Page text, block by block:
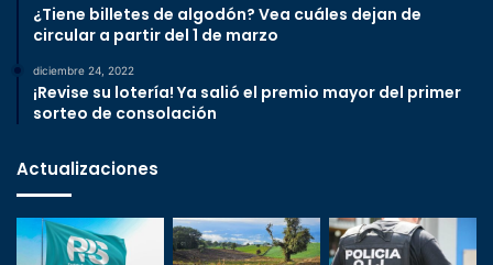
¿Tiene billetes de algodón? Vea cuáles dejan de
circular a partir del 1 de marzo
diciembre 24, 2022
¡Revise su lotería! Ya salió el premio mayor del primer
sorteo de consolación
Actualizaciones